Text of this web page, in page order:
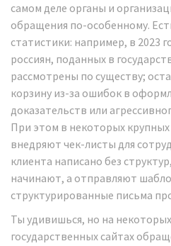
самом деле органы и
обращения по-особенному.
статистики: например, в 2023
россиян, поданных в
рассмотрены по существу;
корзину из-за ошибок в
доказательств или
При этом в некоторых крупных
внедряют чек-листы для
клиента написано без
начинают, а отправляют
структурированные письма
Ты удивишься, но на
государственных сайтах